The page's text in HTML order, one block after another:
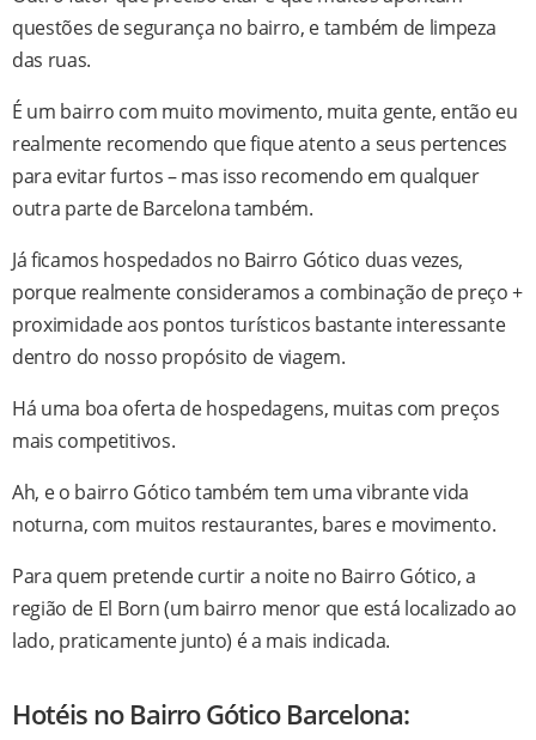
questões de segurança no bairro, e também de limpeza
das ruas.
É um bairro com muito movimento, muita gente, então eu
realmente recomendo que fique atento a seus pertences
para evitar furtos – mas isso recomendo em qualquer
outra parte de Barcelona também.
Já ficamos hospedados no Bairro Gótico duas vezes,
porque realmente consideramos a combinação de preço +
proximidade aos pontos turísticos bastante interessante
dentro do nosso propósito de viagem.
Há uma boa oferta de hospedagens, muitas com preços
mais competitivos.
Ah, e o bairro Gótico também tem uma vibrante vida
noturna, com muitos restaurantes, bares e movimento.
Para quem pretende curtir a noite no Bairro Gótico, a
região de El Born (um bairro menor que está localizado ao
lado, praticamente junto) é a mais indicada.
Hotéis no Bairro Gótico Barcelona: